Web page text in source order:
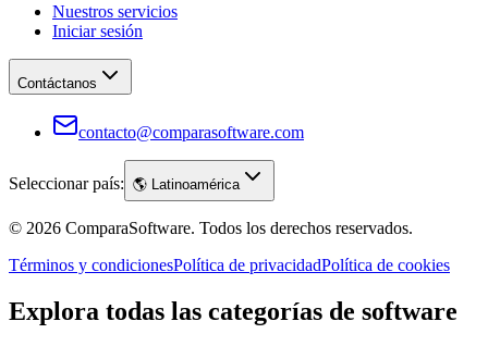
Nuestros servicios
Iniciar sesión
Contáctanos
contacto@comparasoftware.com
Seleccionar país: 🌎 Latinoamérica
© 2026 ComparaSoftware. Todos los derechos reservados.
Términos y condicionesPolítica de privacidadPolítica de cookies
Explora todas las categorías de software